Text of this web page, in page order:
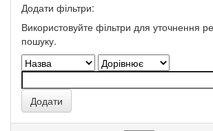
Додати фільтри:
Використовуйте фільтри для уточнення
пошуку.